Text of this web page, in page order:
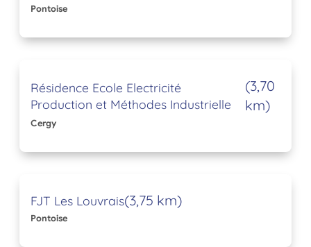
Pontoise
Résidence Ecole Electricité
Production et Méthodes Industrielle
(3,70
km)
Cergy
FJT Les Louvrais(3,75 km)
Pontoise